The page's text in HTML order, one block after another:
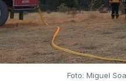
Foto: Miguel